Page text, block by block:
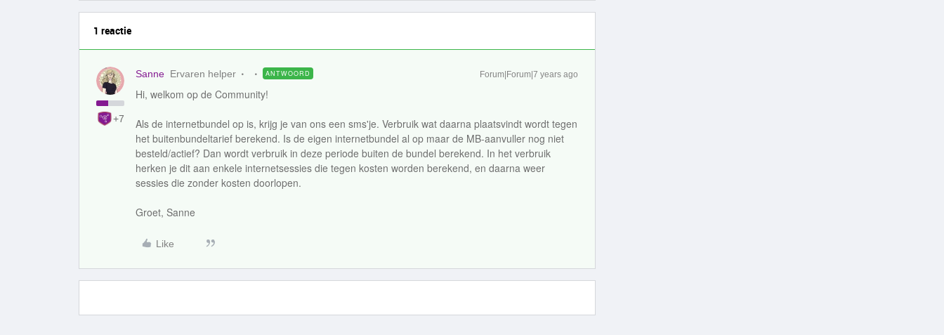
1 reactie
+7
Sanne Ervaren helper ANTWOORD Forum|Forum|7 years ago
Hi, welkom op de Community!
Als de internetbundel op is, krijg je van ons een sms'je. Verbruik wat daarna plaatsvindt wordt tegen
het buitenbundeltarief berekend. Is de eigen internetbundel al op maar de MB-aanvuller nog niet
besteld/actief? Dan wordt verbruik in deze periode buiten de bundel berekend. In het verbruik
herken je dit aan enkele internetsessies die tegen kosten worden berekend, en daarna weer
sessies die zonder kosten doorlopen.
Groet, Sanne
Like